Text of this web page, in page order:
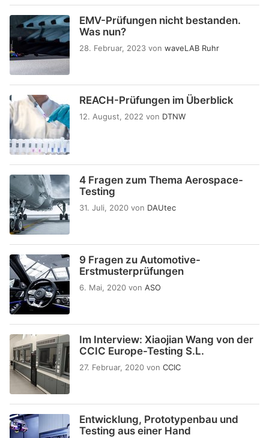
EMV-Prüfungen nicht bestanden.
Was nun?
28. Februar, 2023 von waveLAB Ruhr
REACH-Prüfungen im Überblick
12. August, 2022 von DTNW
4 Fragen zum Thema Aerospace-
Testing
31. Juli, 2020 von DAUtec
9 Fragen zu Automotive-
Erstmusterprüfungen
6. Mai, 2020 von ASO
Im Interview: Xiaojian Wang von der
CCIC Europe-Testing S.L.
27. Februar, 2020 von CCIC
Entwicklung, Prototypenbau und
Testing aus einer Hand